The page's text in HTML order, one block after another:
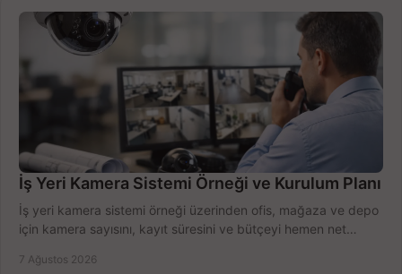
İş Yeri Kamera Sistemi Örneği ve Kurulum Planı
İş yeri kamera sistemi örneği üzerinden ofis, mağaza ve depo
için kamera sayısını, kayıt süresini ve bütçeyi hemen net
7 Ağustos 2026